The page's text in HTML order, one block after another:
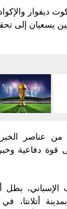
ديفوار
يسعيان إلى
من عناصر
قوة دفاعية
الإسباني،
أتلانتا،